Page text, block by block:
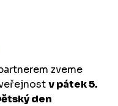
zveme
v pátek 5.
den